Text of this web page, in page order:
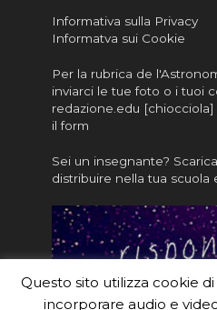
Informativa sulla Privacy
Informatva sui Cookie
Per la rubrica de
inviarci le tue foto o i tuoi
redazione.edu
il form
Sei un insegnante?
distribuire nella tua scuola
Questo sito utilizza cookie
incorporare audio e